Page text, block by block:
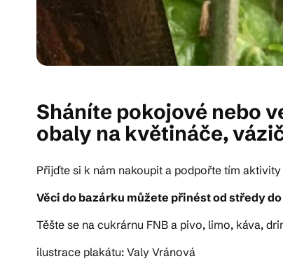
Sháníte pokojové nebo
obaly na květináče,
Přijďte si k nám nakoupit a podpořte tím
Věci do bazárku můžete přinést od středy do
Těšte se na cukrárnu FNB a pivo, limo, káva,
ilustrace plakátu: Valy Vránová